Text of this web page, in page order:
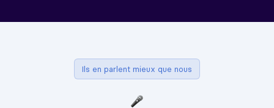
Ils en parlent mieux que nous